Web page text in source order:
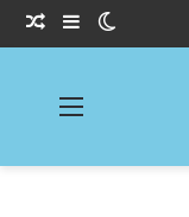
Willekeurig Artikel
Sidebar